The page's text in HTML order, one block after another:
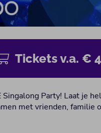
Tickets v.a. €
Singalong Party! Laat je
met vrienden, familie